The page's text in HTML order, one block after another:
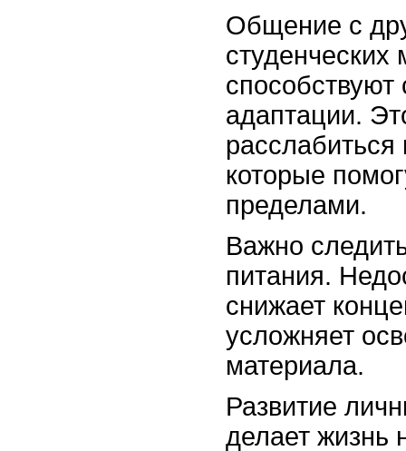
Общение с
студенческих
способствуют
адаптации.
расслабиться
которые
пределами.
Важно
питания.
снижает
усложняет
материала.
Развитие
делает жизнь